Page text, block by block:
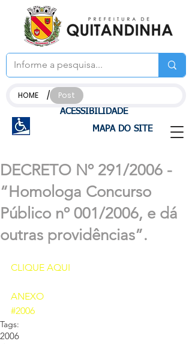
ACESSIBILIDADE
MAPA DO SITE
HOME / Post
DECRETO Nº 291/2006 -
“Homologa Concurso
Público nº 001/2006, e dá
outras providências”.
CLIQUE AQUI
ANEXO
#2006
Tags:
2006